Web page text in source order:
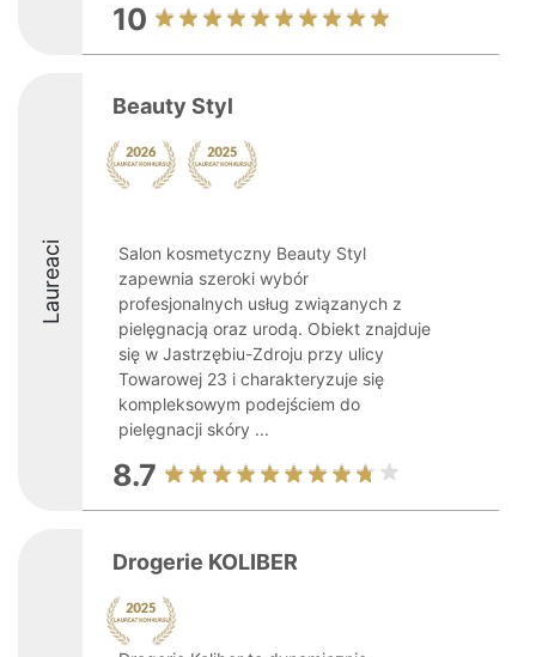
10
Laureaci
Beauty Styl
Salon kosmetyczny Beauty Styl
zapewnia szeroki wybór
profesjonalnych usług związanych z
pielęgnacją oraz urodą. Obiekt znajduje
się w Jastrzębiu-Zdroju przy ulicy
Towarowej 23 i charakteryzuje się
kompleksowym podejściem do
pielęgnacji skóry ...
8.7
Drogerie KOLIBER